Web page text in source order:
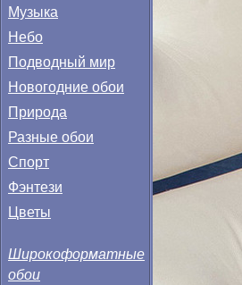
Музыка
Небо
Подводный мир
Новогодние обои
Природа
Разные обои
Спорт
Фэнтези
Цветы
Широкоформатные
обои